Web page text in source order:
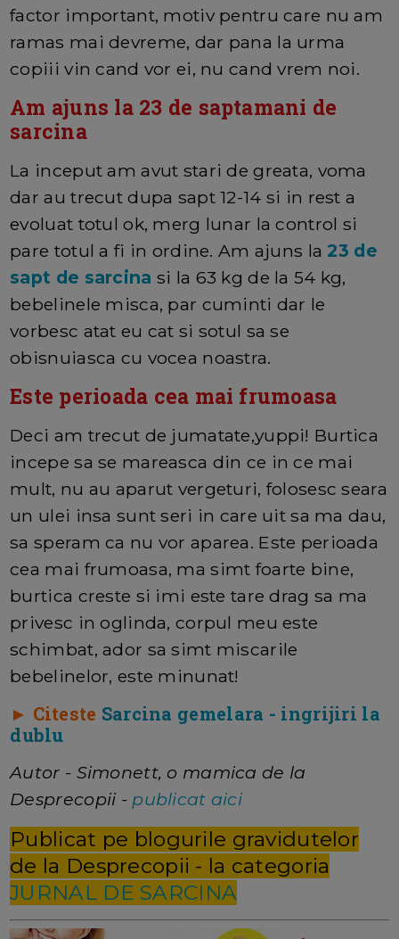
factor important, motiv pentru care nu am
ramas mai devreme, dar pana la urma
copiii vin cand vor ei, nu cand vrem noi.
Am ajuns la 23 de saptamani de
sarcina
La inceput am avut stari de greata, voma
dar au trecut dupa sapt 12-14 si in rest a
evoluat totul ok, merg lunar la control si
pare totul a fi in ordine. Am ajuns la23 de
sapt de sarcina si la 63 kg de la 54 kg,
bebelinele misca, par cuminti dar le
vorbesc atat eu cat si sotul sa se
obisnuiasca cu vocea noastra.
Este perioada cea mai frumoasa
Deci am trecut de jumatate,yuppi! Burtica
incepe sa se mareasca din ce in ce mai
mult, nu au aparut vergeturi, folosesc seara
un ulei insa sunt seri in care uit sa ma dau,
sa speram ca nu vor aparea. Este perioada
cea mai frumoasa, ma simt foarte bine,
burtica creste si imi este tare drag sa ma
privesc in oglinda, corpul meu este
schimbat, ador sa simt miscarile
bebelinelor, este minunat!
► Citeste Sarcina gemelara - ingrijiri la
dublu
Autor - Simonett, o mamica de la
Desprecopii - publicat aici
Publicat pe blogurile gravidutelor
de la Desprecopii - la categoria
JURNAL DE SARCINA